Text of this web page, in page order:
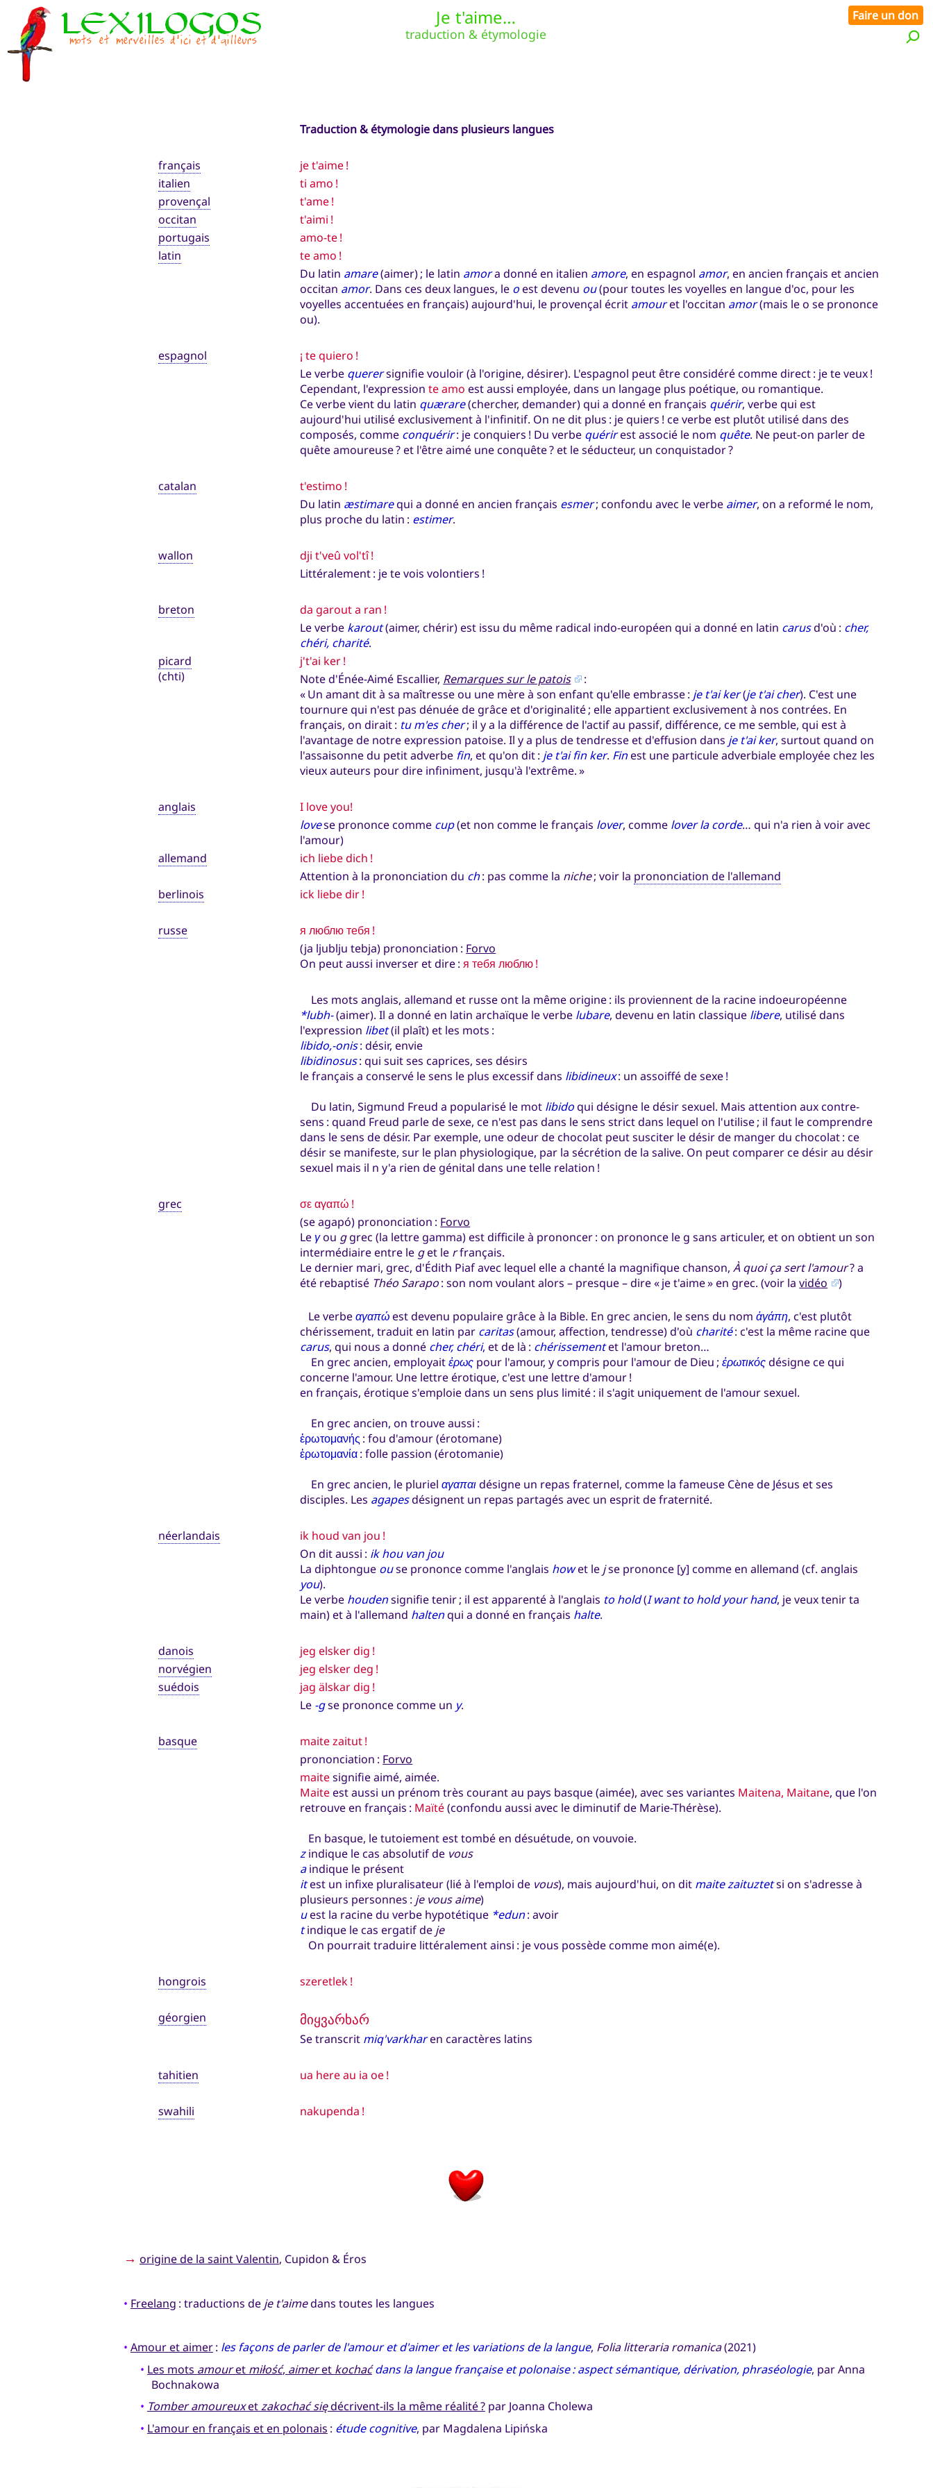
Je t'aime…
traduction & étymologie
Faire un don
Traduction & étymologie dans plusieurs langues
français
je t'aime !
italien
ti amo !
provençal
t'ame !
occitan
t'aimi !
portugais
amo-te !
latin
te amo !
Du latin amare(aimer) ; le latin amora donné en italien amore, en espagnol amor, en ancien français et ancien
occitan amor. Dans ces deux langues, le oest devenu ou(pour toutes les voyelles en langue d'oc, pour les
voyelles accentuées en français) aujourd'hui, le provençal écrit amouret l'occitan amor(mais le o se prononce
ou).
espagnol
¡ te quiero !
Le verbe querersignifie vouloir (à l'origine, désirer). L'espagnol peut être considéré comme direct : je te veux !
Cependant, l'expressionte amo est aussi employée, dans un langage plus poétique, ou romantique.
Ce verbe vient du latin quærare(chercher, demander) qui a donné en français quérir, verbe qui est
aujourd'hui utilisé exclusivement à l'infinitif. On ne dit plus : je quiers ! ce verbe est plutôt utilisé dans des
composés, comme conquérir: je conquiers ! Du verbe quérirest associé le nom quête. Ne peut-on parler de
quête amoureuse ? et l'être aimé une conquête ? et le séducteur, un conquistador ?
catalan
t'estimo !
Du latin æstimarequi a donné en ancien français esmer; confondu avec le verbe aimer, on a reformé le nom,
plus proche du latin : estimer.
wallon
dji t'veû vol'tî !
Littéralement : je te vois volontiers !
breton
da garout a ran !
Le verbe karout(aimer, chérir) est issu du même radical indo-européen qui a donné en latin carusd'où : cher,
chéri, charité.
picard
(chti)
j't'ai ker !
Note d'Énée-Aimé Escallier, Remarques sur le patois
:
« Un amant dit à sa maîtresse ou une mère à son enfant qu'elle embrasse : je t'ai ker(je t'ai cher). C'est une
tournure qui n'est pas dénuée de grâce et d'originalité ; elle appartient exclusivement à nos contrées. En
français, on dirait : tu m'es cher; il y a la différence de l'actif au passif, différence, ce me semble, qui est à
l'avantage de notre expression patoise. Il y a plus de tendresse et d'effusion dans je t'ai ker, surtout quand on
l'assaisonne du petit adverbe fin, et qu'on dit : je t'ai fin ker. Finest une particule adverbiale employée chez les
vieux auteurs pour dire infiniment, jusqu'à l'extrême. »
anglais
I love you!
lovese prononce comme cup(et non comme le français lover, comme lover la corde… qui n'a rien à voir avec
l'amour)
allemand
ich liebe dich !
Attention à la prononciation du ch: pas comme la niche; voir la prononciation de l'allemand
berlinois
ick liebe dir !
russe
я люблю тебя !
(ja ljublju tebja) prononciation : Forvo
On peut aussi inverser et dire :я тебя люблю !
Les mots anglais, allemand et russe ont la même origine : ils proviennent de la racine indoeuropéenne
*lubh-(aimer). Il a donné en latin archaïque le verbe lubare, devenu en latin classique libere, utilisé dans
l'expression libet(il plaît) et les mots :
libido,-onis: désir, envie
libidinosus: qui suit ses caprices, ses désirs
le français a conservé le sens le plus excessif dans libidineux: un assoiffé de sexe !
Du latin, Sigmund Freud a popularisé le mot libidoqui désigne le désir sexuel. Mais attention aux contre-
sens : quand Freud parle de sexe, ce n'est pas dans le sens strict dans lequel on l'utilise ; il faut le comprendre
dans le sens de désir. Par exemple, une odeur de chocolat peut susciter le désir de manger du chocolat : ce
désir se manifeste, sur le plan physiologique, par la sécrétion de la salive. On peut comparer ce désir au désir
sexuel mais il n y'a rien de génital dans une telle relation !
grec
σε αγαπώ !
(se agapó) prononciation : Forvo
Le γou ggrec (la lettre gamma) est difficile à prononcer : on prononce le g sans articuler, et on obtient un son
intermédiaire entre le get le rfrançais.
Le dernier mari, grec, d'Édith Piaf avec lequel elle a chanté la magnifique chanson,À quoi ça sert l'amour? a
été rebaptisé Théo Sarapo: son nom voulant alors – presque – dire « je t'aime » en grec. (voir lavidéo )
Le verbeαγαπώest devenu populaire grâce à la Bible. En grec ancien, le sens du nomἀγάπη, c'est plutôt
chérissement, traduit en latin par caritas(amour, affection, tendresse) d'où charité: c'est la même racine que
carus, qui nous a donné cher, chéri, et de là : chérissementet l'amour breton…
En grec ancien, employaitἐρως pour l'amour, y compris pour l'amour de Dieu ;ἐρωτικόςdésigne ce qui
concerne l'amour. Une lettre érotique, c'est une lettre d'amour !
en français, érotique s'emploie dans un sens plus limité : il s'agit uniquement de l'amour sexuel.
En grec ancien, on trouve aussi :
ἐρωτομανής : fou d'amour (érotomane)
ἐρωτομανία: folle passion (érotomanie)
En grec ancien, le plurielαγαπαιdésigne un repas fraternel, comme la fameuse Cène de Jésus et ses
disciples. Les agapesdésignent un repas partagés avec un esprit de fraternité.
néerlandais
ik houd van jou !
On dit aussi : ik hou van jou
La diphtongue ouse prononce comme l'anglais howet le jse prononce [y] comme en allemand (cf. anglais
you).
Le verbe houdensignifie tenir ; il est apparenté à l'anglais to hold(I want to hold your hand, je veux tenir ta
main) et à l'allemand haltenqui a donné en français halte.
danois
jeg elsker dig !
norvégien
jeg elsker deg !
suédois
jag älskar dig !
Le -gse prononce comme un y.
basque
maite zaitut !
prononciation : Forvo
maitesignifie aimé, aimée.
Maiteest aussi un prénom très courant au pays basque (aimée), avec ses variantes Maitena, Maitane, que l'on
retrouve en français : Maïté(confondu aussi avec le diminutif de Marie-Thérèse).
En basque, le tutoiement est tombé en désuétude, on vouvoie.
zindique le cas absolutif de vous
aindique le présent
itest un infixe pluralisateur (lié à l'emploi de vous), mais aujourd'hui, on dit maite zaituztetsi on s'adresse à
plusieurs personnes : je vous aime)
uest la racine du verbe hypotétique *edun: avoir
tindique le cas ergatif de je
On pourrait traduire littéralement ainsi : je vous possède comme mon aimé(e).
hongrois szeretlek !
géorgien მიყვარხარ
Se transcrit miq'varkharen caractères latins
tahitien ua here au ia oe !
swahili nakupenda !
→ origine de la saint Valentin, Cupidon & Éros
• Freelang : traductions de je t'aimedans toutes les langues
• Amour et aimer: les façons de parler de l'amour et d'aimer et les variations de la langue, Folia litteraria romanica(2021)
• Les mots amouret miłość, aimeret kochać dans la langue française et polonaise : aspect sémantique, dérivation, phraséologie, par Anna
Bochnakowa
• Tomber amoureuxetzakochać siędécrivent-ils la même réalité ?par Joanna Cholewa
• L'amour en français et en polonais : étude cognitive, par Magdalena Lipińska